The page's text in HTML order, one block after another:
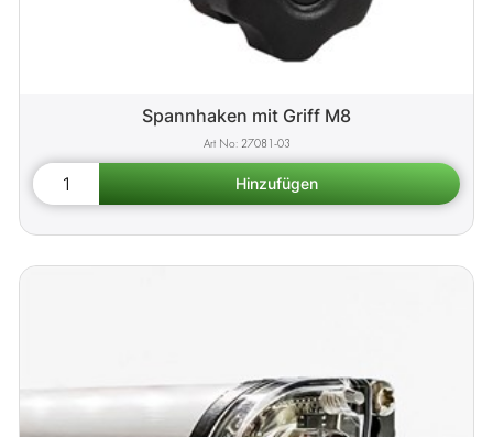
Spannhaken mit Griff M8
27081-03